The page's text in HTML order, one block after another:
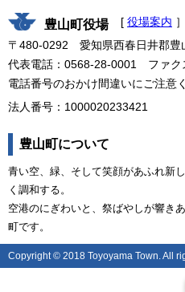
豊山町役場 [ 役場案内 ］
〒480-0292 愛知県西春日井郡豊
代表電話：0568-28-0001 ファク
電話番号のおかけ間違いにご注意
法人番号：1000020233421
豊山町について
青い空、緑、そして笑顔があふれ新
く調和する。
空港のにぎわいと、祭ばやしが響き
町です。
Copyright © 2018 Toyoyama Town. All